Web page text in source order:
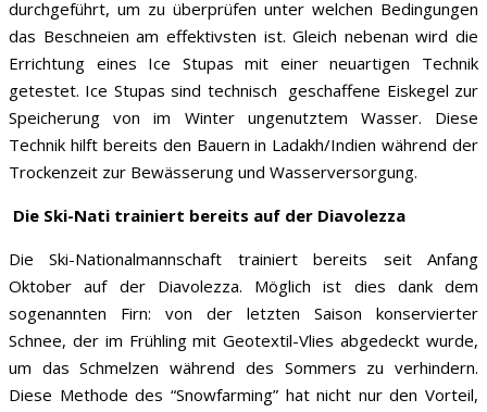
durchgeführt, um zu überprüfen unter welchen Bedingungen
das Beschneien am effektivsten ist. Gleich nebenan wird die
Errichtung eines Ice Stupas mit einer neuartigen Technik
getestet. Ice Stupas sind technisch geschaffene Eiskegel zur
Speicherung von im Winter ungenutztem Wasser. Diese
Technik hilft bereits den Bauern in Ladakh/Indien während der
Trockenzeit zur Bewässerung und Wasserversorgung.
Die Ski-Nati trainiert bereits auf der Diavolezza
Die Ski-Nationalmannschaft trainiert bereits seit Anfang
Oktober auf der Diavolezza. Möglich ist dies dank dem
sogenannten Firn: von der letzten Saison konservierter
Schnee, der im Frühling mit Geotextil-Vlies abgedeckt wurde,
um das Schmelzen während des Sommers zu verhindern.
Diese Methode des “Snowfarming” hat nicht nur den Vorteil,